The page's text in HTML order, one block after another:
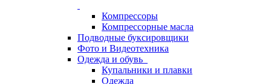
Компрессоры
Компрессорные масла
Подводные буксировщики
Фото и Видеотехника
Одежда и обувь
Купальники и плавки
Одежда